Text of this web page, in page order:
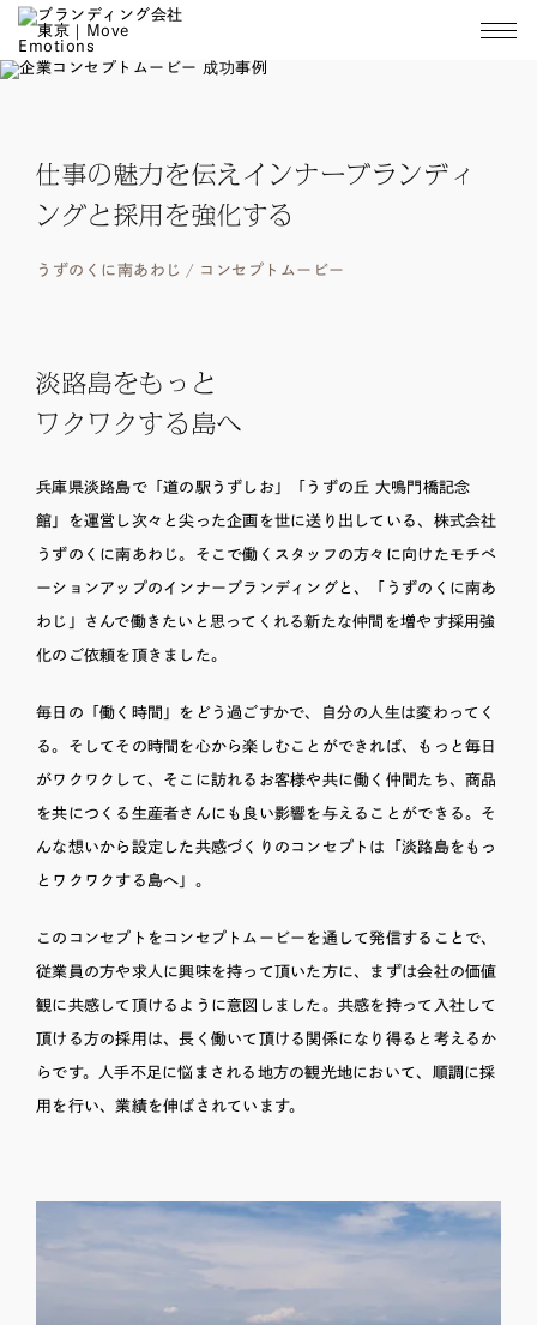
仕事の魅力を伝えインナーブランディ
ングと採用を強化する
うずのくに南あわじ / コンセプトムービー
淡路島をもっと
ワクワクする島へ
兵庫県淡路島で「道の駅うずしお」「うずの丘 大鳴門橋記念
館」を運営し次々と尖った企画を世に送り出している、株式会社
うずのくに南あわじ。そこで働くスタッフの方々に向けたモチベ
ーションアップのインナーブランディングと、「うずのくに南あ
わじ」さんで働きたいと思ってくれる新たな仲間を増やす採用強
化のご依頼を頂きました。
毎日の「働く時間」をどう過ごすかで、自分の人生は変わってく
る。そしてその時間を心から楽しむことができれば、もっと毎日
がワクワクして、そこに訪れるお客様や共に働く仲間たち、商品
を共につくる生産者さんにも良い影響を与えることができる。そ
んな想いから設定した共感づくりのコンセプトは「淡路島をもっ
とワクワクする島へ」。
このコンセプトをコンセプトムービーを通して発信することで、
従業員の方や求人に興味を持って頂いた方に、まずは会社の価値
観に共感して頂けるように意図しました。共感を持って入社して
頂ける方の採用は、長く働いて頂ける関係になり得ると考えるか
らです。人手不足に悩まされる地方の観光地において、順調に採
用を行い、業績を伸ばされています。